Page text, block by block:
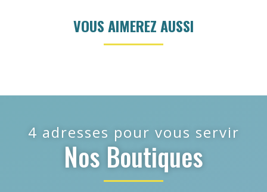
VOUS AIMEREZ AUSSI
4 adresses pour vous servir
Nos Boutiques